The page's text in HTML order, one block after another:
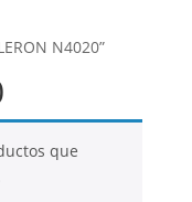
N4020”
que